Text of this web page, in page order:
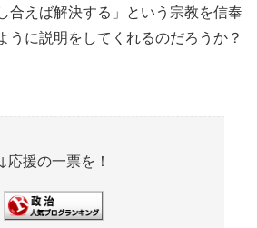
合えば解決する」という宗教を信奉
うに説明をしてくれるのだろうか？
↓応援の一票を！